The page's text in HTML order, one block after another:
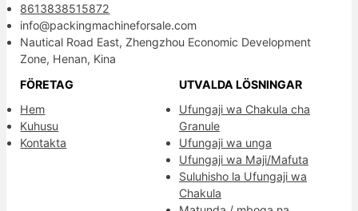
8613838515872
info@packingmachineforsale.com
Nautical Road East, Zhengzhou Economic Development
Zone, Henan, Kina
FÖRETAG
Hem
Kuhusu
Kontakta
UTVALDA LÖSNINGAR
Ufungaji wa Chakula cha
Granule
Ufungaji wa unga
Ufungaji wa Maji/Mafuta
Suluhisho la Ufungaji wa
Chakula